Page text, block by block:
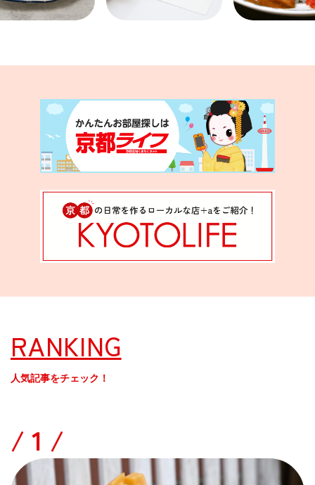
RANKING
人気記事をチェック！
/